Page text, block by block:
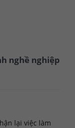
nghề nghiệp
lại việc làm